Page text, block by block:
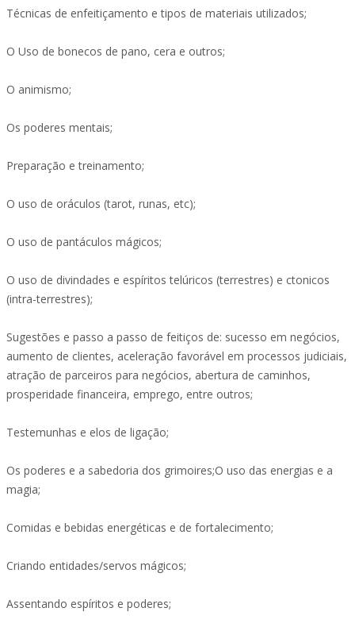
Técnicas de enfeitiçamento e tipos de materiais utilizados;
O Uso de bonecos de pano, cera e outros;
O animismo;
Os poderes mentais;
Preparação e treinamento;
O uso de oráculos (tarot, runas, etc);
O uso de pantáculos mágicos;
O uso de divindades e espíritos telúricos (terrestres) e ctonicos
(intra-terrestres);
Sugestões e passo a passo de feitiços de: sucesso em negócios,
aumento de clientes, aceleração favorável em processos judiciais,
atração de parceiros para negócios, abertura de caminhos,
prosperidade financeira, emprego, entre outros;
Testemunhas e elos de ligação;
Os poderes e a sabedoria dos grimoires;O uso das energias e a
magia;
Comidas e bebidas energéticas e de fortalecimento;
Criando entidades/servos mágicos;
Assentando espíritos e poderes;